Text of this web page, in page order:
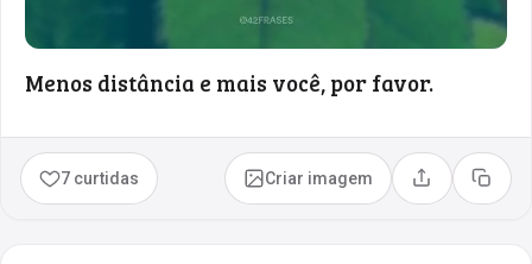
Menos distância e mais você, por favor.
7 curtidas Criar imagem Compartilhar
Copiar